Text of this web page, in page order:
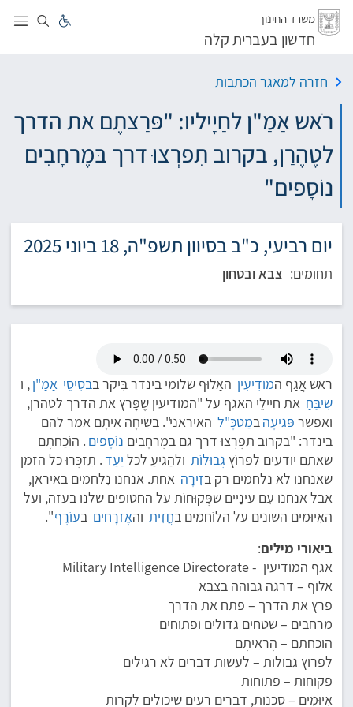
דלג
משרד החינוך
חדשון בעברית קלה
חזרה למאגר הכתבות
רֹאש אַמַ"ן לחַיָיליו: "פּרַצתֶם את הדרך
לטֶהֶרַן, בקרוב תִפרְצוּ דרך בּמֶרחָבִים
נוֹסָפים"
יום רביעי, כ"ב בסיוון תשפ"ה, 18 ביוני 2025
תחומים: צבא ובטחון
רֹאש אֲגַף המוֹדִיעִין האַלוּף שלומי בינדר בִּיקר בבסִיסֵי אַמַ"ן, ו
שִיבֵּחַ את חיילֵי האגף על "המודיעין שֶפָּרץ את הדרך לטהרן,
ואִפשֵר פּגִיעָהבמַטכָּ"ל האיראני". בשִׂיחָה אִיתָם אמר להם
בינדר: "בקרוב תִפְרְצוּ דרך גם במֶרחָבִים נוֹסָפים . הוֹכַחתֶם
שאתם יודעים לִפרוֹץ גְבוּלוֹת ולהַגִיעַ לכל יַעַד . תִזכְּרוּ כל הזמן
שאנחנו לא נלחמים רק בזִִירָה אחת. אנחנו נִלחמים באיראן,
אבל אנחנו עִם עינַיים שפְּקוּחוֹת על החטופים שלנו בעזה, ועל
האִיוּמים השונים על הלוֹחמים בחֲזִית והאֶזרָחים בעוֹרֶף".
ביאורי מילים:
אגף המודיעין - Military Intelligence Directorate
אלוף – דרגה גבוהה בצבא
פרץ את הדרך – פתח את הדרך
מרחבים – שטחים גדולים ופתוחים
הוכחתם – הֶראֵיתֶם
לפרוץ גבולות – לעשות דברים לא רגילים
פקוחות – פתוחות
אִיוּמִים – סכנות, דברים רעים שיכולים לקרות